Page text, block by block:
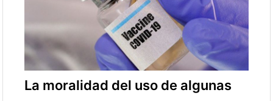
La moralidad del uso de algunas